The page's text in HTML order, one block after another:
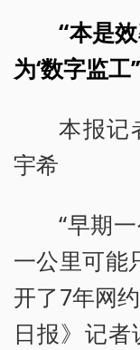
“本是
为‘数字监工
本报记
宇希
“早期
一公里可能
开了7年网
日报》记者